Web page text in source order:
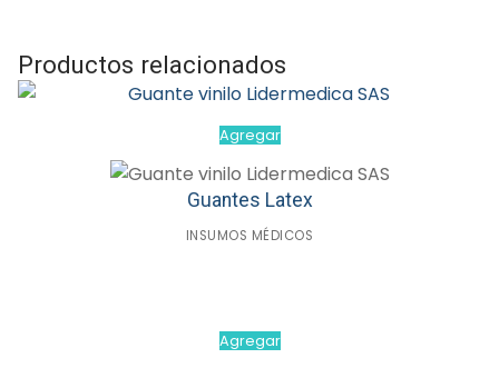
x
1
1/2
Productos relacionados
Agregar
Guantes Latex
INSUMOS MÉDICOS
Agregar